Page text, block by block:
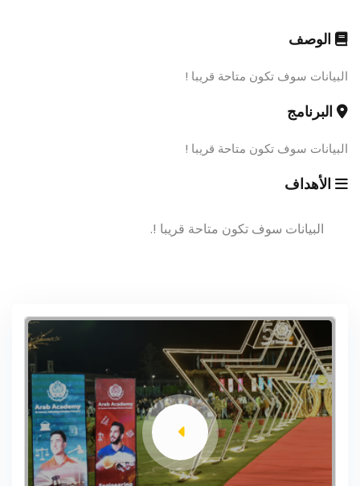
الوصف
البيانات سوف تكون متاحة قريبا !
البرنامج
البيانات سوف تكون متاحة قريبا !
الأهداف
البيانات سوف تكون متاحة قريبا !.